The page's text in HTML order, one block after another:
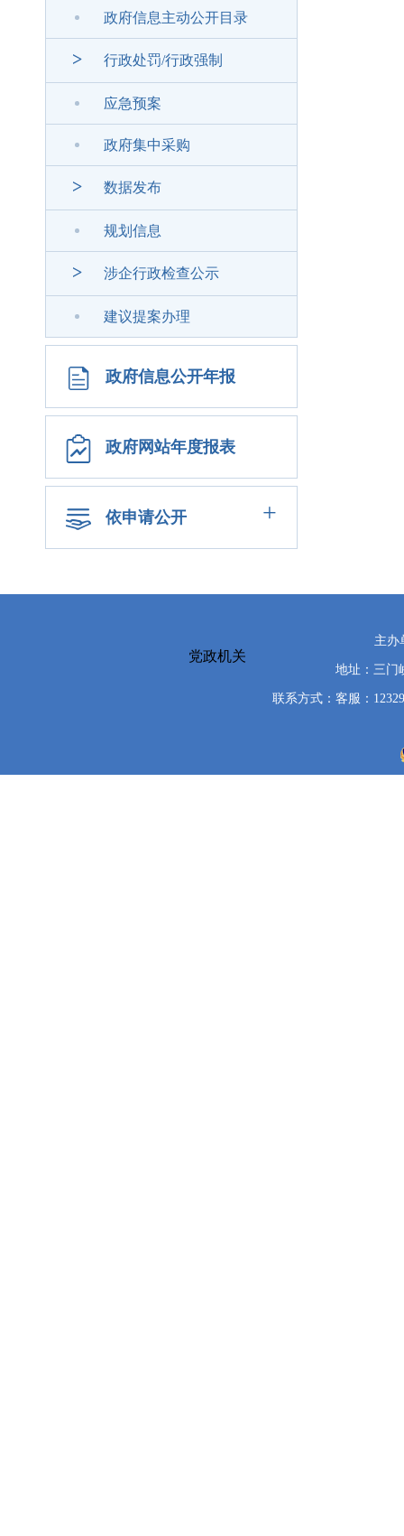
政府信息主动公开目录
> 行政处罚/行政强制
应急预案
政府集中采购
> 数据发布
规划信息
> 涉企行政检查公示
建议提案办理
政府信息公开年报
政府网站年度报表
依申请公开 +
党政机关
主办
地址：三门
联系方式：客服：